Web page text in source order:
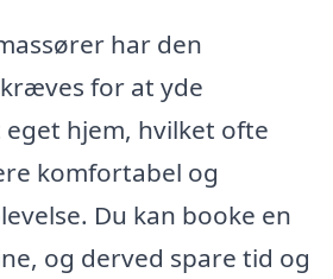
har den
for at yde
hjem, hvilket ofte
komfortabel og
Du kan booke en
og derved spare tid og